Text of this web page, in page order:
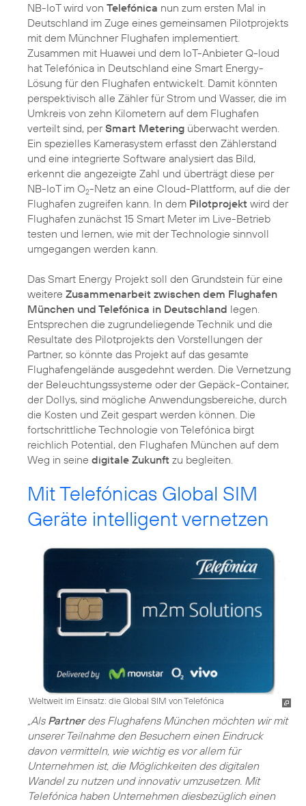
NB-IoT wird von Telefónica nun zum ersten Mal in
Deutschland im Zuge eines gemeinsamen Pilotprojekts
mit dem Münchner Flughafen implementiert.
Zusammen mit Huawei und dem IoT-Anbieter Q-loud
hat Telefónica in Deutschland eine Smart Energy-
Lösung für den Flughafen entwickelt. Damit könnten
perspektivisch alle Zähler für Strom und Wasser, die im
Umkreis von zehn Kilometern auf dem Flughafen
verteilt sind, perSmart Metering überwacht werden.
Ein spezielles Kamerasystem erfasst den Zählerstand
und eine integrierte Software analysiert das Bild,
erkennt die angezeigte Zahl und überträgt diese per
NB-IoT im O2-Netz an eine Cloud-Plattform, auf die der
Flughafen zugreifen kann. In dem Pilotprojekt wird der
Flughafen zunächst 15 Smart Meter im Live-Betrieb
testen und lernen, wie mit der Technologie sinnvoll
umgegangen werden kann.
Das Smart Energy Projekt soll den Grundstein für eine
weitere Zusammenarbeit zwischen dem Flughafen
München und Telefónica in Deutschland legen.
Entsprechen die zugrundeliegende Technik und die
Resultate des Pilotprojekts den Vorstellungen der
Partner, so könnte das Projekt auf das gesamte
Flughafengelände ausgedehnt werden. Die Vernetzung
der Beleuchtungssysteme oder der Gepäck-Container,
der Dollys, sind mögliche Anwendungsbereiche, durch
die Kosten und Zeit gespart werden können. Die
fortschrittliche Technologie von Telefónica birgt
reichlich Potential, den Flughafen München auf dem
Weg in seine digitale Zukunft zu begleiten.
Mit Telefónicas Global SIM
Geräte intelligent vernetzen
Weltweit im Einsatz: die Global SIM von Telefónica
„Als Partnerdes Flughafens München möchten wir mit
unserer Teilnahme den Besuchern einen Eindruck
davon vermitteln, wie wichtig es vor allem für
Unternehmen ist, die Möglichkeiten des digitalen
Wandel zu nutzen und innovativ umzusetzen. Mit
Telefónica haben Unternehmen diesbezüglich einen